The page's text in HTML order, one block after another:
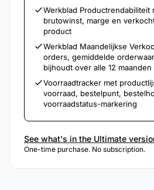
Werkblad Productrendabiliteit
brutowinst, marge en
product
Werkblad Maandelijkse
orders, gemiddelde
bijhoudt over alle 12
Voorraadtracker met
voorraad, bestelpunt,
voorraadstatus-markering
See what's in the Ultimate
One-time purchase. No subscription.